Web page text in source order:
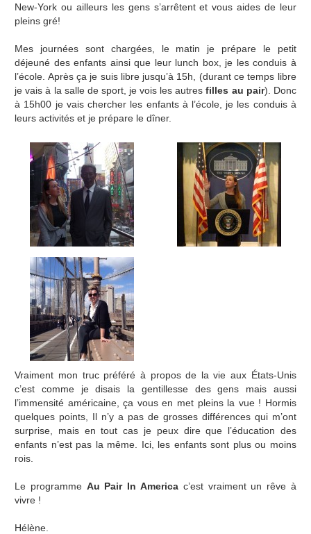
New-York ou ailleurs les gens s’arrêtent et vous aides de leur
pleins gré!
Mes journées sont chargées, le matin je prépare le petit
déjeuné des enfants ainsi que leur lunch box, je les conduis à
l’école. Après ça je suis libre jusqu’à 15h, (durant ce temps libre
je vais à la salle de sport, je vois les autresfilles au pair). Donc
à 15h00 je vais chercher les enfants à l’école, je les conduis à
leurs activités et je prépare le dîner.
Vraiment mon truc préféré à propos de la vie aux États-Unis
c’est comme je disais la gentillesse des gens mais aussi
l’immensité américaine, ça vous en met pleins la vue ! Hormis
quelques points, Il n’y a pas de grosses différences qui m’ont
surprise, mais en tout cas je peux dire que l’éducation des
enfants n’est pas la même. Ici, les enfants sont plus ou moins
rois.
Le programme Au Pair In America c’est vraiment un rêve à
vivre !
Hélène.